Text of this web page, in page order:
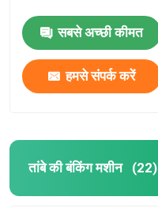
सबसे अच्छी कीमत
हमसे संपर्क करें
तांबे की बंकिंग मशीन (22)